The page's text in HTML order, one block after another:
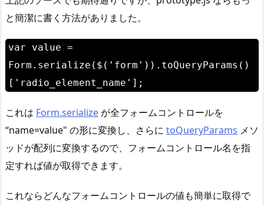
と簡潔に書く方法がありました。
var value =
Form.serialize($('form')).toQueryParams()
['radio_element_name'];
これは Form.serializeが全フォームコントロールを
“name=value" の形に変換し、さらに toQueryParams メソ
ッドが配列に変換するので、フォームコントロール名を指
定すれば値が取得できます。
これならどんなフォームコントロールの値も簡単に取得で